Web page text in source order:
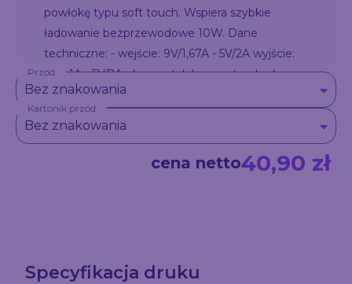
powłokę typu soft touch. Wspiera szybkie
ładowanie bezprzewodowe 10W. Dane
techniczne: - wejście: 9V/1,67A - 5V/2A wyjście:
9V/1,1A - 5V/2A - kompatybilny ze standardem
QiUWAGA: Odczekaj ok. 30 sekund po podłączeniu
ładowarki do prądu w celu ustabilizowania pola
Przód
Bez znakowania
Kartonik przód
Bez znakowania
cena netto40,90 zł
Specyfikacja druku